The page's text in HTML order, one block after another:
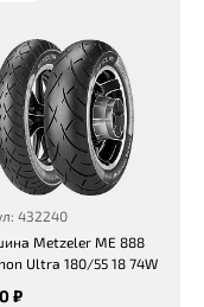
432240
Metzeler ME 888
Ultra 180/55 18 74W
₽